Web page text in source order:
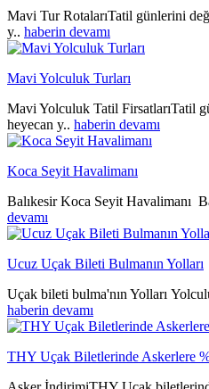
Mavi Tur RotalarıTatil günlerini
y.. haberin devamı
Mavi Yolculuk Turları
Mavi Yolculuk Tatil FirsatlarıTatil
heyecan y.. haberin devamı
Koca Seyit Havalimanı
Balıkesir Koca Seyit Havalimanı
devamı
Ucuz Uçak Bileti Bulmanın Yolları
Uçak bileti bulma'nın Yolları
haberin devamı
THY Uçak Biletlerinde Askerlere